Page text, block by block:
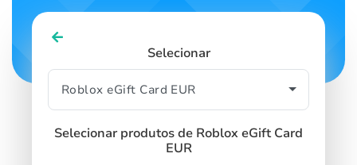
Selecionar
Selecionar produtos de Roblox eGift Card
EUR